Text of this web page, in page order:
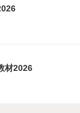
材2026